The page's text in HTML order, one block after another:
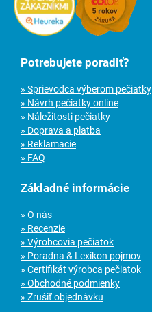
Potrebujete poradiť?
» Sprievodca výberom pečiatky
» Návrh pečiatky online
» Náležitosti pečiatky
» Doprava a platba
» Reklamacie
» FAQ
Základné informácie
» O nás
» Recenzie
» Výrobcovia pečiatok
» Poradna & Lexikon pojmov
» Certifikát výrobca pečiatok
» Obchodné podmienky
» Zrušiť objednávku